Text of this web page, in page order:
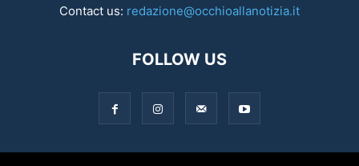
Contact us: redazione@occhioallanotizia.it
FOLLOW US